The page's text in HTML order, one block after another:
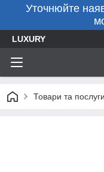
Уточнюйте
LUXURY
Товари та послуги